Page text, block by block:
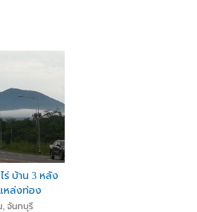
ร่ บ้าน 3 หลัง
แหล่งท่อง
าน
, จันทบุรี